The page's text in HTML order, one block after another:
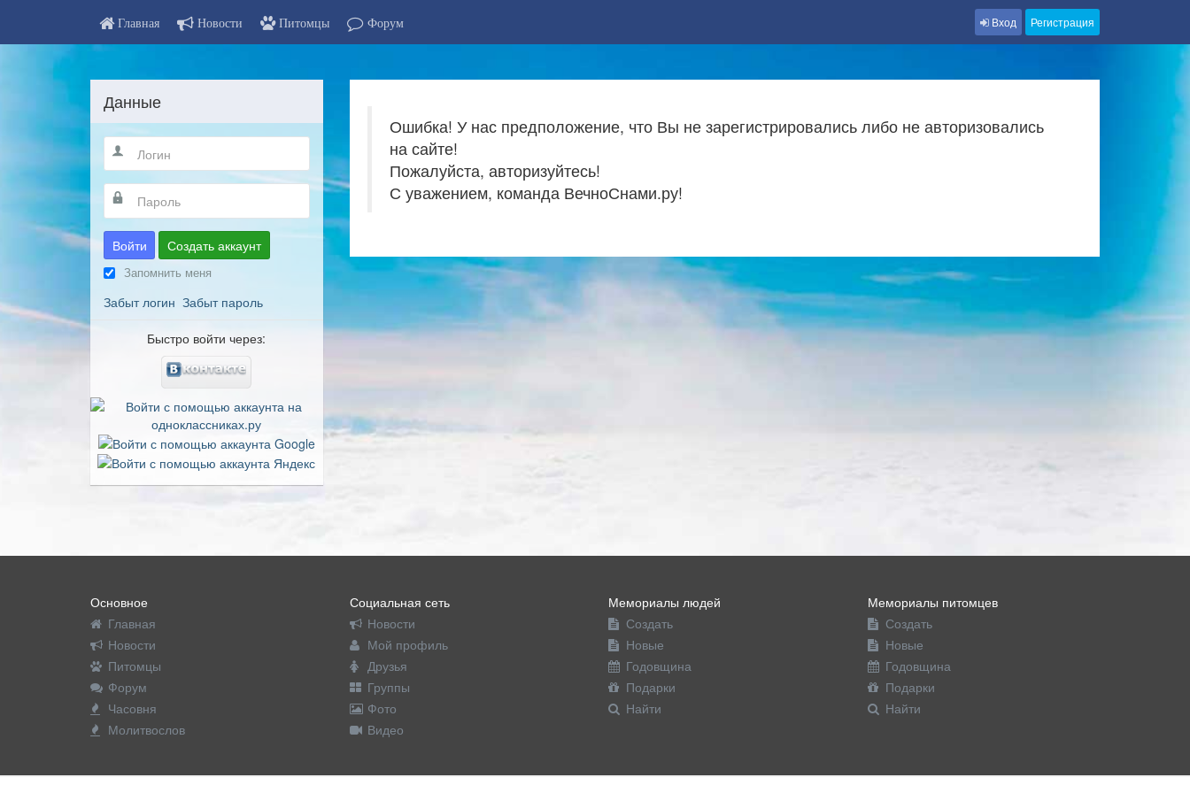
Главная Новости Питомцы Форум Вход Регистрация
Ошибка! У нас предположение, что Вы не зарегистрировались либо не авторизовались
на сайте!
Пожалуйста, авторизуйтесь!
С уважением, команда ВечноСнами.ру!
Данные
Войти Создать аккаунт
Запомнить меня
Забыт логин Забыт пароль
Быстро войти через:
Основное
Главная
Новости
Питомцы
Форум
Часовня
Молитвослов
Социальная сеть
Новости
Мой профиль
Друзья
Группы
Фото
Видео
Мемориалы людей
Создать
Новые
Годовщина
Подарки
Найти
Мемориалы питомцев
Создать
Новые
Годовщина
Подарки
Найти